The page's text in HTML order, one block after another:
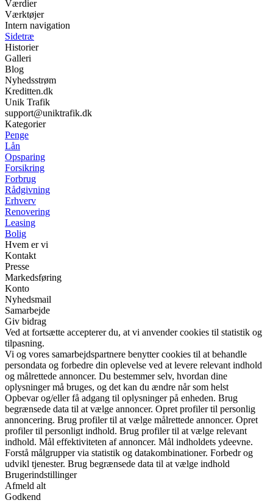
Værdier
Værktøjer
Intern navigation
Sidetræ
Historier
Galleri
Blog
Nyhedsstrøm
Kreditten.dk
Unik Trafik
support@uniktrafik.dk
Kategorier
Penge
Lån
Opsparing
Forsikring
Forbrug
Rådgivning
Erhverv
Renovering
Leasing
Bolig
Hvem er vi
Kontakt
Presse
Markedsføring
Konto
Nyhedsmail
Samarbejde
Giv bidrag
Ved at fortsætte accepterer du, at vi anvender cookies til statistik og
tilpasning.
Vi og vores samarbejdspartnere benytter cookies til at behandle
persondata og forbedre din oplevelse ved at levere relevant indhold
og målrettede annoncer. Du bestemmer selv, hvordan dine
oplysninger må bruges, og det kan du ændre når som helst
Opbevar og/eller få adgang til oplysninger på enheden. Brug
begrænsede data til at vælge annoncer. Opret profiler til personlig
annoncering. Brug profiler til at vælge målrettede annoncer. Opret
profiler til personligt indhold. Brug profiler til at vælge relevant
indhold. Mål effektiviteten af annoncer. Mål indholdets ydeevne.
Forstå målgrupper via statistik og datakombinationer. Forbedr og
udvikl tjenester. Brug begrænsede data til at vælge indhold
Brugerindstillinger
Afmeld alt
Godkend